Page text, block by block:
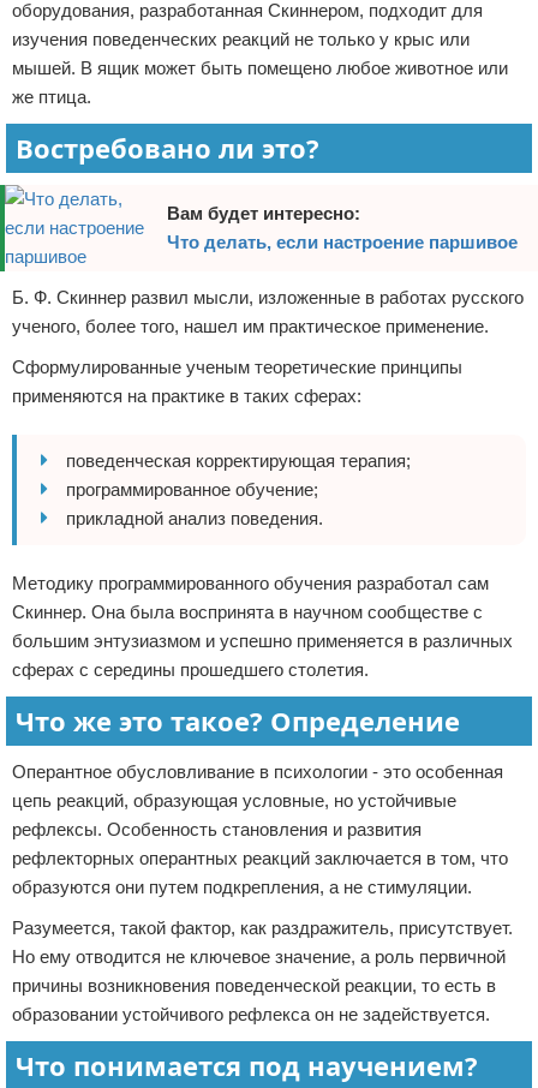
оборудования, разработанная Скиннером, подходит для
изучения поведенческих реакций не только у крыс или
мышей. В ящик может быть помещено любое животное или
же птица.
Востребовано ли это?
Вам будет интересно:
Что делать, если настроение паршивое
Б. Ф. Скиннер развил мысли, изложенные в работах русского
ученого, более того, нашел им практическое применение.
Сформулированные ученым теоретические принципы
применяются на практике в таких сферах:
поведенческая корректирующая терапия;
программированное обучение;
прикладной анализ поведения.
Методику программированного обучения разработал сам
Скиннер. Она была воспринята в научном сообществе с
большим энтузиазмом и успешно применяется в различных
сферах с середины прошедшего столетия.
Что же это такое? Определение
Оперантное обусловливание в психологии - это особенная
цепь реакций, образующая условные, но устойчивые
рефлексы. Особенность становления и развития
рефлекторных оперантных реакций заключается в том, что
образуются они путем подкрепления, а не стимуляции.
Разумеется, такой фактор, как раздражитель, присутствует.
Но ему отводится не ключевое значение, а роль первичной
причины возникновения поведенческой реакции, то есть в
образовании устойчивого рефлекса он не задействуется.
Что понимается под научением?